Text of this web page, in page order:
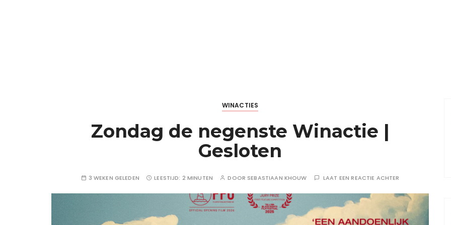
WINACTIES
Zondag de negenste Winactie |
Gesloten
3 WEKEN GELEDEN LEESTIJD: 2 MINUTEN DOOR SEBASTIAAN KHOUW LAAT EEN REACTIE ACHTER